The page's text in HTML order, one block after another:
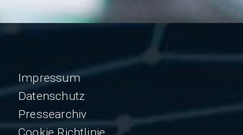
Impressum
Datenschutz
Pressearchiv